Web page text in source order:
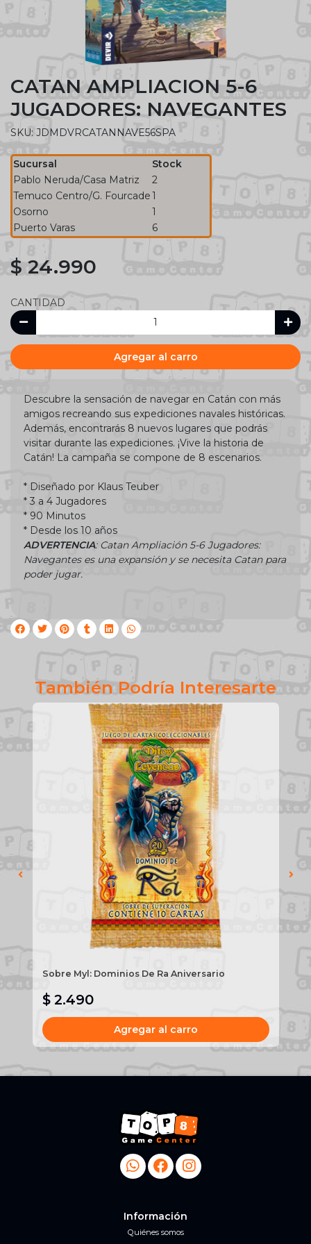
CATAN AMPLIACION 5-6
JUGADORES: NAVEGANTES
SKU: JDMDVRCATANNAVE56SPA
Sucursal
Stock
Pablo Neruda/Casa Matriz
2
Temuco Centro/G. Fourcade1
Osorno
1
Puerto Varas
6
$ 24.990
CANTIDAD
Agregar al carro
Descubre la sensación de navegar en Catán con más
amigos recreando sus expediciones navales históricas.
Además, encontrarás 8 nuevos lugares que podrás
visitar durante las expediciones. ¡Vive la historia de
Catán! La campaña se compone de 8 escenarios.
* Diseñado por Klaus Teuber
* 3 a 4 Jugadores
* 90 Minutos
* Desde los 10 años
ADVERTENCIA: Catan Ampliación 5-6 Jugadores:
Navegantes es una expansión y se necesita Catan para
poder jugar.
También Podría Interesarte
Sobre Myl: Dominios De Ra Aniversario
$ 2.490
Agregar al carro
Información
Quiénes somos